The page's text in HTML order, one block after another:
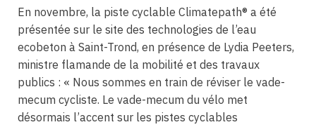
En novembre, la piste cyclable Climatepath® a été
présentée sur le site des technologies de l’eau
ecobeton à Saint-Trond, en présence de Lydia Peeters,
ministre flamande de la mobilité et des travaux
publics : « Nous sommes en train de réviser le vade-
mecum cycliste. Le vade-mecum du vélo met
désormais l’accent sur les pistes cyclables